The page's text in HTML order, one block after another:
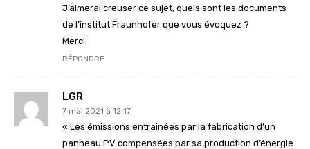
J’aimerai creuser ce sujet, quels sont les documents
de l’institut Fraunhofer que vous évoquez ?
Merci.
RÉPONDRE
LGR
7 mai 2021 à 12:17
« Les émissions entrainées par la fabrication d’un
panneau PV compensées par sa production d’énergie